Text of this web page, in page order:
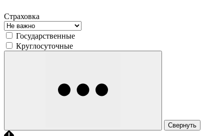
Страховка
Государственные
Круглосуточные
Свернуть